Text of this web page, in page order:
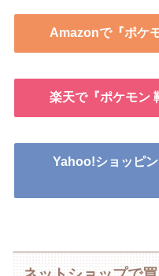
Amazonで『ポケ
楽天で『ポケモン
Yahoo!ショッピ